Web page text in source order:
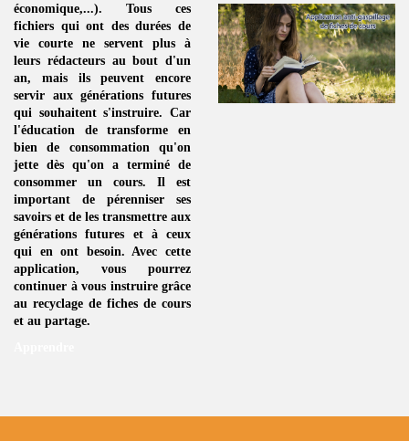
économique,...). Tous ces
fichiers qui ont des durées de
vie courte ne servent plus à
leurs rédacteurs au bout d'un
an, mais ils peuvent encore
servir aux générations futures
qui souhaitent s'instruire. Car
l'éducation de transforme en
bien de consommationqu'on
jette dès qu'on a terminé de
consommer un cours. Il est
important de pérenniser ses
savoirs et de les transmettre aux
générations futures et à ceux
qui en ont besoin. Avec cette
application, vous pourrez
continuer à vous instruire grâce
au recyclage de fiches de cours
et au partage.